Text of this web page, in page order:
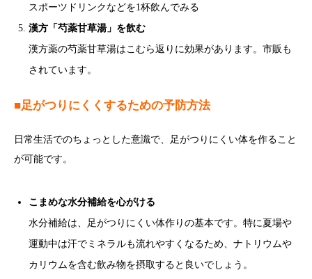
スポーツドリンクなどを1杯飲んでみる
漢方「芍薬甘草湯」を飲む
漢方薬の芍薬甘草湯はこむら返りに効果があります。市販も
されています。
■足がつりにくくするための予防方法
日常生活でのちょっとした意識で、足がつりにくい体を作ること
が可能です。
こまめな水分補給を心がける
水分補給は、足がつりにくい体作りの基本です。特に夏場や
運動中は汗でミネラルも流れやすくなるため、ナトリウムや
カリウムを含む飲み物を摂取すると良いでしょう。